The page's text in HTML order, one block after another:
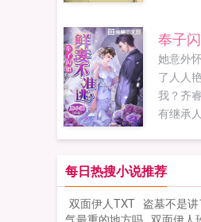
奉子
她意外
了人人
我？齐
有继承
每日热搜小说推荐
双面伊人TXT 盗墓不是
气最重的地方吗 双面伊人